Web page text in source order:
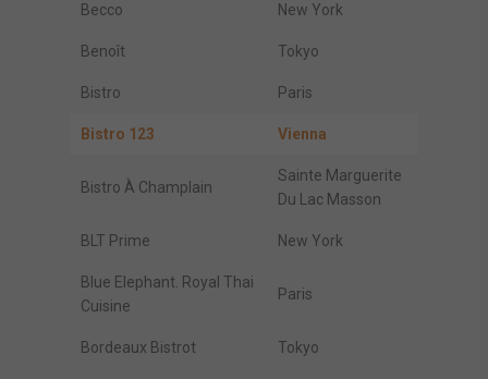
Becco New York
Benoît Tokyo
Bistro Paris
Bistro 123 Vienna
Bistro À Champlain
Sainte Marguerite
Du Lac Masson
BLT Prime New York
Blue Elephant. Royal Thai
Cuisine
Paris
Bordeaux Bistrot Tokyo